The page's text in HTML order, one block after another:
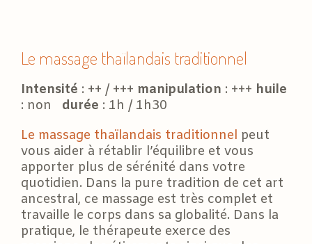
Le massage thaïlandais traditionnel
Intensité : ++ / +++ manipulation : +++ huile
: non durée : 1h / 1h30
Le massage thaïlandais traditionnel peut
vous aider à rétablir l’équilibre et vous
apporter plus de sérénité dans votre
quotidien. Dans la pure tradition de cet art
ancestral, ce massage est très complet et
travaille le corps dans sa globalité. Dans la
pratique, le thérapeute exerce des